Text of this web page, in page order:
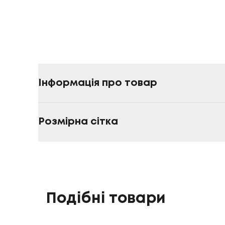
Інформація про товар
Розмірна сітка
Подібні товари